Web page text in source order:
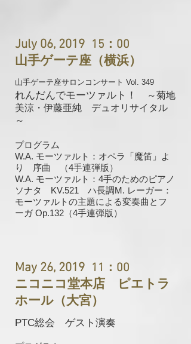
July 06, 2019 15：00
山手ゲーテ座（横浜）
山手ゲーテ座サロンコンサート Vol. 349
れんだんでモーツァルト！
～菊地
美涼・伊藤亜純 デュオリサイタル
～
プログラム
W.A. モーツァルト：オペラ「魔笛」よ
り 序曲 （4手連弾版）
W.A. モーツァルト：4手のためのピアノ
ソナタ KV.521 ハ長調 M. レーガー：
モーツァルトの主題による変奏曲とフ
ーガ Op.132（4手連弾版）
May 26, 2019 11：00
ニコニコ堂本店 ピエトラ
ホール（大宮）
PTC総会 ゲスト演奏